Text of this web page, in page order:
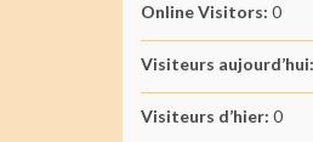
Online Visitors: 0
Visiteurs aujourd’hui:
Visiteurs d’hier: 0